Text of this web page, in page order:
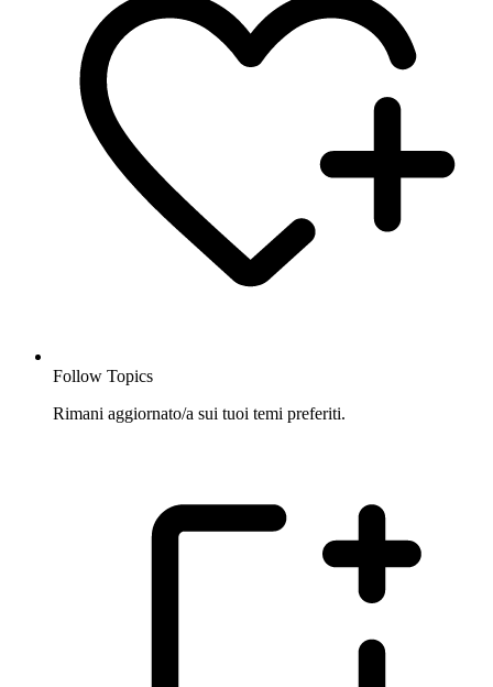
Follow Topics
Rimani aggiornato/a sui tuoi temi preferiti.